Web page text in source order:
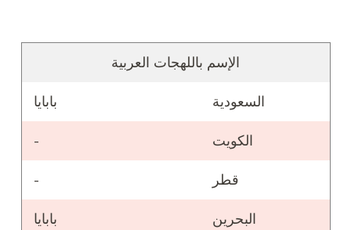
الإسم باللهجات العربية
السعودية بابايا
الكويت -
قطر -
البحرين بابايا